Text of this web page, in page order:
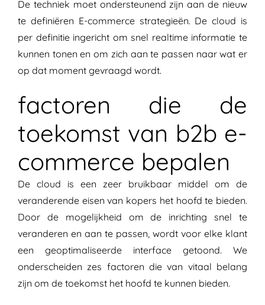
De techniek moet ondersteunend zijn aan de nieuw
te definiëren E-commerce strategieën. De cloud is
per definitie ingericht om snel realtime informatie te
kunnen tonen en om zich aan te passen naar wat er
op dat moment gevraagd wordt.
factoren die de
toekomst van b2b e-
commerce bepalen
De cloud is een zeer bruikbaar middel om de
veranderende eisen van kopers het hoofd te bieden.
Door de mogelijkheid om de inrichting snel te
veranderen en aan te passen, wordt voor elke klant
een geoptimaliseerde interface getoond. We
onderscheiden zes factoren die van vitaal belang
zijn om de toekomst het hoofd te kunnen bieden.